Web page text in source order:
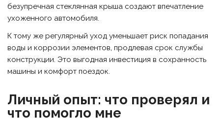
безупречная стеклянная крыша создают впечатление
ухоженного автомобиля.
К тому же регулярный уход уменьшает риск попадания
воды и коррозии элементов, продлевая срок службы
конструкции. Это выгодная инвестиция в сохранность
машины и комфорт поездок.
Личный опыт: что проверял и
что помогло мне